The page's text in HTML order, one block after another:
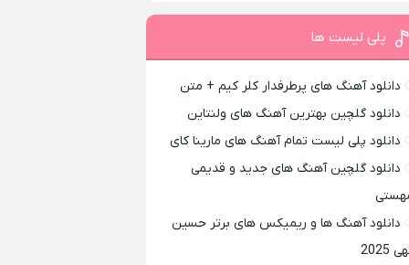
پلی لیست ها
دانلود آهنگ های پرطرفدار کلر کیم + متن
دانلود گلچین بهترین آهنگ های ولنتاین
دانلود پلی لیست تمام آهنگ های مارینا کای
دانلود گلچین آهنگ های جدید و قدیمی
دانلود آهنگ ها و ریمیکس های برتر حسین
2025